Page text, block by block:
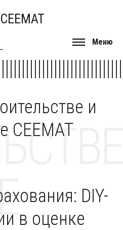
CEEMAT
Меню
и
CEEMAT
DIY-
в оценке